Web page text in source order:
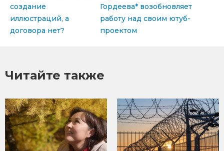
создание
иллюстраций, а
договора нет?
Гордеева* возобновляет
работу над своим ютуб-
проектом
Читайте также